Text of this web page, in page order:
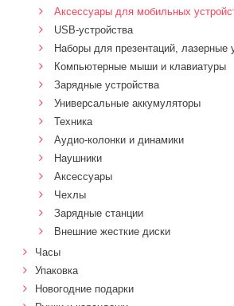
Аксессуары для мобильных
USB-устройства
Наборы для презентаций, лазерные
Компьютерные мыши и клавиатуры
Зарядные устройства
Универсальные аккумуляторы
Техника
Аудио-колонки и динамики
Наушники
Аксессуары
Чехлы
Зарядные станции
Внешние жесткие диски
Часы
Упаковка
Новогодние подарки